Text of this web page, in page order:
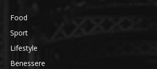
Food
Sport
Lifestyle
Benessere